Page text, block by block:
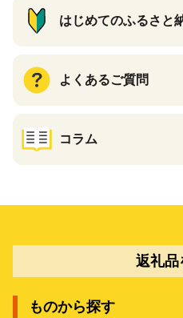
はじめてのふるさと
よくあるご質問
コラム
返礼品
ものから探す